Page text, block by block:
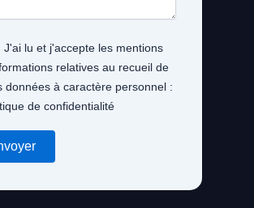
J'ai lu et j'accepte les mentions
relatives au recueil de
données à caractère personnel :
de confidentialité